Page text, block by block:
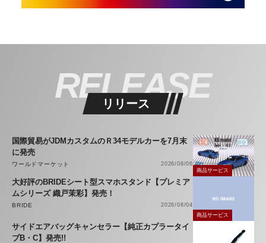
RELEASE
リリース
国際貿易がJDMカスタムのＲ34モデルカーを7月末
に発売
ワールドマーケット
2026/08/06
商品サービス
大好評のBRIDEシート型スマホスタンド【プレミア
ムシリーズ 織戸茉彩】発売！
BRIDE
2026/08/04
商品サービス
サイドエアバッグキャンセラー【純正カプラータイ
プB・C】発売!!